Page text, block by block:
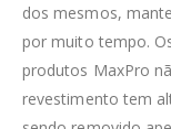
dos mesmos,
por muito tempo.
produtos MaxPro
revestimento tem